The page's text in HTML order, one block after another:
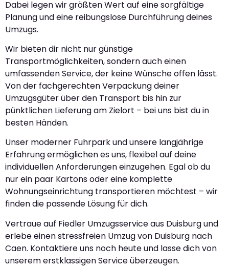
Dabei legen wir größten Wert auf eine sorgfältige
Planung und eine reibungslose Durchführung deines
Umzugs.
Wir bieten dir nicht nur günstige
Transportmöglichkeiten, sondern auch einen
umfassenden Service, der keine Wünsche offen lässt.
Von der fachgerechten Verpackung deiner
Umzugsgüter über den Transport bis hin zur
pünktlichen Lieferung am Zielort – bei uns bist du in
besten Händen.
Unser moderner Fuhrpark und unsere langjährige
Erfahrung ermöglichen es uns, flexibel auf deine
individuellen Anforderungen einzugehen. Egal ob du
nur ein paar Kartons oder eine komplette
Wohnungseinrichtung transportieren möchtest – wir
finden die passende Lösung für dich.
Vertraue auf Fiedler Umzugsservice aus Duisburg und
erlebe einen stressfreien Umzug von Duisburg nach
Caen. Kontaktiere uns noch heute und lasse dich von
unserem erstklassigen Service überzeugen.